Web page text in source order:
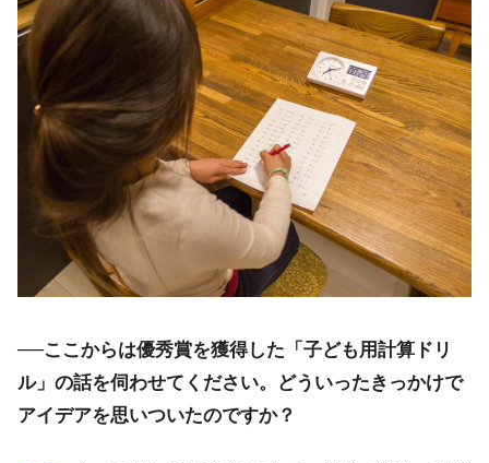
──ここからは優秀賞を獲得した「子ども用計算ドリ
ル」の話を伺わせてください。どういったきっかけで
アイデアを思いついたのですか？